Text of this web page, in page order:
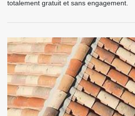
totalement gratuit et sans engagement.